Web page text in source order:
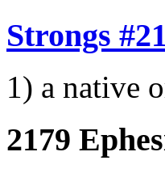
Strongs
1) a native
2179